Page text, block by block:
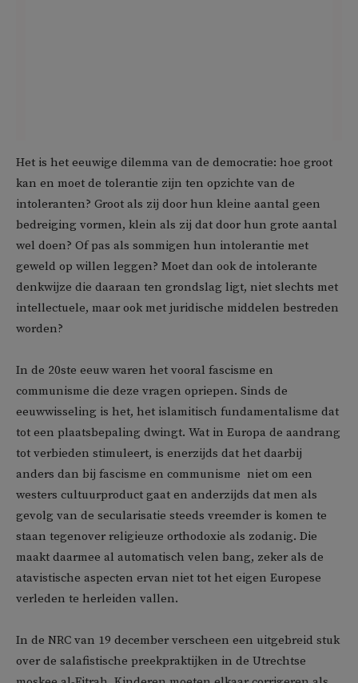
Het is het eeuwige dilemma van de democratie: hoe groot
kan en moet de tolerantie zijn ten opzichte van de
intoleranten? Groot als zij door hun kleine aantal geen
bedreiging vormen, klein als zij dat door hun grote aantal
wel doen? Of pas als sommigen hun intolerantie met
geweld op willen leggen? Moet dan ook de intolerante
denkwijze die daaraan ten grondslag ligt, niet slechts met
intellectuele, maar ook met juridische middelen bestreden
worden?
In de 20ste eeuw waren het vooral fascisme en
communisme die deze vragen opriepen. Sinds de
eeuwwisseling is het, het islamitisch fundamentalisme dat
tot een plaatsbepaling dwingt. Wat in Europa de aandrang
tot verbieden stimuleert, is enerzijds dat het daarbij 
anders dan bij fascisme en communisme  niet om een
westers cultuurproduct gaat en anderzijds dat men als
gevolg van de secularisatie steeds vreemder is komen te
staan tegenover religieuze orthodoxie als zodanig. Die
maakt daarmee al automatisch velen bang, zeker als de
atavistische aspecten ervan niet tot het eigen Europese
verleden te herleiden vallen.
In de NRC van 19 december verscheen een uitgebreid stuk
over de salafistische preekpraktijken in de Utrechtse